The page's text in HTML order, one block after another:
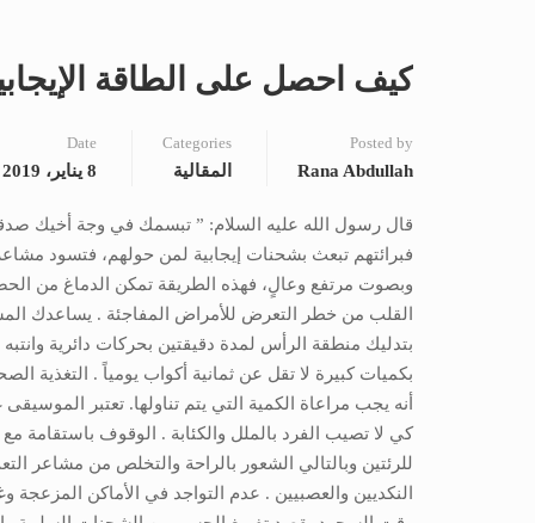
كيف احصل على الطاقة
Posted by
Rana Abdullah
Categories
المقالية
Date
8 يناير، 2019
قال رسول الله عليه السلام: ” تبسمك في وجة أخيك
فبرائتهم تبعث بشحنات إيجابية لمن حولهم، فتسود
وبصوت مرتفع وعالٍ، فهذه الطريقة تمكن الدماغ من
القلب من خطر التعرض للأمراض المفاجئة . يساعدك
بتدليك منطقة الرأس لمدة دقيقتين بحركات دائرية
بكميات كبيرة لا تقل عن ثمانية أكواب يومياً . التغذية
أنه يجب مراعاة الكمية التي يتم تناولها. تعتبر
كي لا تصيب الفرد بالملل والكئابة . الوقوف باستقامة
للرئتين وبالتالي الشعور بالراحة والتخلص من مشاعر
النكديين والعصبيين . عدم التواجد في الأماكن